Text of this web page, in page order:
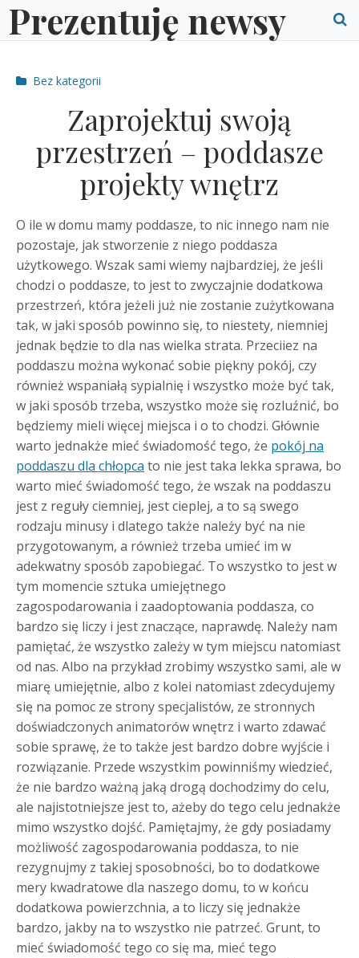
Skip
toPrezentuję newsy
Post
Bez kategorii
Zaprojektuj swoją
przestrzeń – poddasze
projekty wnętrz
O ile w domu mamy poddasze, to nic innego nam nie
pozostaje, jak stworzenie z niego poddasza
użytkowego. Wszak sami wiemy najbardziej, że jeśli
chodzi o poddasze, to jest to zwyczajnie dodatkowa
przestrzeń, która jeżeli już nie zostanie zużytkowana
tak, w jaki sposób powinno się, to niestety, niemniej
jednak będzie to dla nas wielka strata. Przeciiez na
poddaszu można wykonać sobie piękny pokój, czy
również wspaniałą sypialnię i wszystko może być tak,
w jaki sposób trzeba, wszystko może się rozluźnić, bo
będziemy mieli więcej miejsca i o to chodzi. Głównie
warto jednakże mieć świadomość tego, że pokój na
poddaszu dla chłopca to nie jest taka lekka sprawa, bo
warto mieć świadomość tego, że wszak na poddaszu
jest z reguły ciemniej, jest cieplej, a to są swego
rodzaju minusy i dlatego także należy być na nie
przygotowanym, a również trzeba umieć im w
adekwatny sposób zapobiegać. To wszystko to jest w
tym momencie sztuka umiejętnego
zagospodarowania i zaadoptowania poddasza, co
bardzo się liczy i jest znaczące, naprawdę. Należy nam
pamiętać, że wszystko zależy w tym miejscu natomiast
od nas. Albo na przykład zrobimy wszystko sami, ale w
miarę umiejętnie, albo z kolei natomiast zdecydujemy
się na pomoc ze strony specjalistów, ze stronnych
doświadczonych animatorów wnętrz i warto zdawać
sobie sprawę, że to także jest bardzo dobre wyjście i
rozwiązanie. Przede wszystkim powinniśmy wiedzieć,
że nie bardzo ważną jaką drogą dochodzimy do celu,
ale najistotniejsze jest to, ażeby do tego celu jednakże
mimo wszystko dojść. Pamiętajmy, że gdy posiadamy
możliwość zagospodarowania poddasza, to nie
rezygnujmy z takiej sposobności, bo to dodatkowe
mery kwadratowe dla naszego domu, to w końcu
dodatkowa powierzchnia, a to liczy się jednakże
bardzo, jakby na to wszystko nie patrzeć. Grunt, to
mieć świadomość tego co się ma, mieć tego